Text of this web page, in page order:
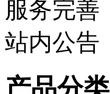
站内公告
产品分类